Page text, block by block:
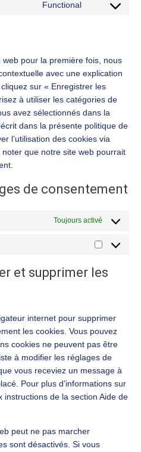
Functional
pour la première fois, nous
avec une explication
sur « Enregistrer les
à utiliser les catégories de
avez sélectionnés dans la
dans la présente politique de
l’utilisation des cookies via
que notre site web pourrait
de consentement
Toujours activé
et supprimer les
internet pour supprimer
les cookies. Vous pouvez
cookies ne peuvent pas être
à modifier les réglages de
vous receviez un message à
Pour plus d’informations sur
de la section Aide de
peut ne pas marcher
sont désactivés. Si vous